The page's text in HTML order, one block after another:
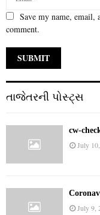
Save my name, email,
comment.
તાજેતરની પોસ્ટ્સ
cw-
July
July 9,